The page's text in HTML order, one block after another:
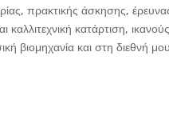
πρακτικής άσκησης, έρευνας
καλλιτεχνική κατάρτιση,
βιομηχανία και στη διεθνή